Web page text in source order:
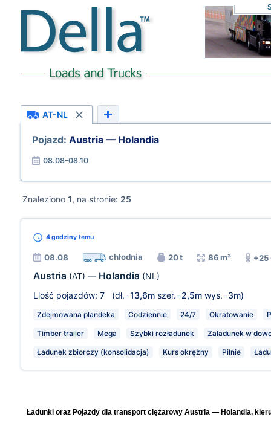
AT-NL
Pojazd: Austria — Holandia
08.08–08.10
Znaleziono 1, na stronie: 25
4 godziny temu
08.08 chłodnia 20 t 86 m³ +25
Austria (AT) — Holandia (NL)
Llość pojazdów: 7 (dł.=13,6m szer.=2,5m wys.=3m)
Zdejmowana plandeka Codziennie 24/7 Okratowanie
Timber trailer Mega Szybki rozładunek Załadunek w
Ładunek zbiorczy (konsolidacja) Kurs okrężny Pilnie
Ładunki oraz Pojazdy dla transport ciężarowy Austria — Holandia,